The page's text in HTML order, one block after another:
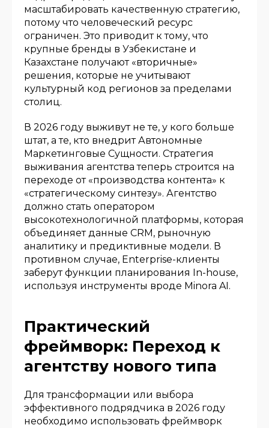
масштабировать качественную стратегию,
потому что человеческий ресурс
ограничен. Это приводит к тому, что
крупные бренды в Узбекистане и
Казахстане получают «вторичные»
решения, которые не учитывают
культурный код регионов за пределами
столиц.
В 2026 году выживут не те, у кого больше
штат, а те, кто внедрит Автономные
Маркетинговые Сущности. Стратегия
выживания агентства теперь строится на
переходе от «производства контента» к
«стратегическому синтезу». Агентство
должно стать оператором
высокотехнологичной платформы, которая
объединяет данные CRM, рыночную
аналитику и предиктивные модели. В
противном случае, Enterprise-клиенты
заберут функции планирования In-house,
используя инструменты вроде Minora AI.
Практический
фреймворк: Переход к
агентству нового типа
Для трансформации или выбора
эффективного подрядчика в 2026 году
необходимо использовать фреймворк